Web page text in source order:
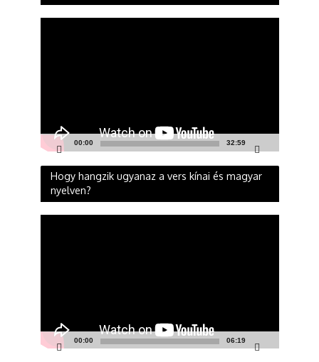
00:00 32:59
Hogy hangzik ugyanaz a vers kínai és magyar
nyelven?
00:00 06:19